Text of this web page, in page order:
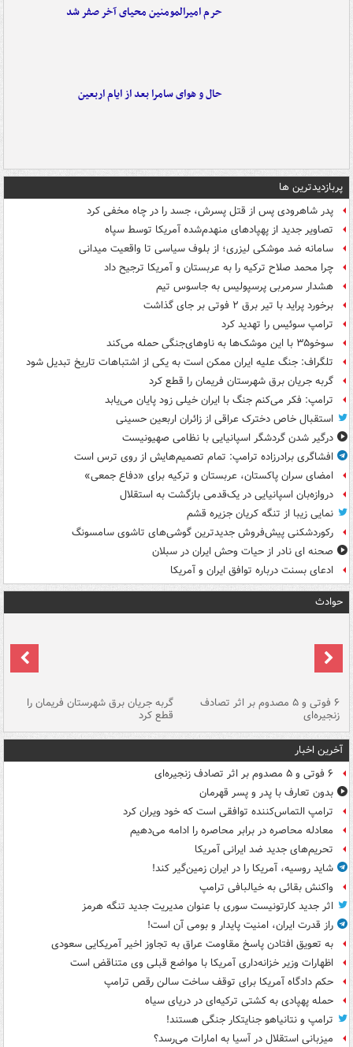
حرم امیرالمومنین محیای آخر صفر شد
حال و هوای سامرا بعد از ایام اربعین
پربازدیدترین ها
پدر شاهرودی پس از قتل پسرش، جسد را در چاه مخفی کرد
تصاویر جدید از پهپادهای منهدم‌شده آمریکا توسط سپاه
سامانه ضد موشکی لیزری؛ از بلوف سیاسی تا واقعیت میدانی
چرا محمد صلاح ترکیه را به عربستان و آمریکا ترجیح داد
هشدار سرمربی پرسپولیس به جاسوس تیم
برخورد پراید با تیر برق ۲ فوتی بر جای گذاشت
ترامپ سوئیس را تهدید کرد
سوخو۳۵ با این موشک‌ها به ناوهای‌جنگی حمله می‌کند
تلگراف: جنگ علیه ایران ممکن است به یکی از اشتباهات تاریخ تبدیل شود
گربه جریان برق شهرستان فریمان را قطع کرد
ترامپ: فکر می‌کنم جنگ با ایران خیلی زود پایان می‌یابد
استقبال خاص دخترک عراقی از زائران اربعین حسینی
درگیر شدن گردشگر اسپانیایی با نظامی صهیونیست
افشاگری برادرزاده ترامپ: تمام تصمیم‌هایش از روی ترس است
امضای سران پاکستان، عربستان و ترکیه برای «دفاع جمعی»
دروازه‌بان اسپانیایی در یک‌قدمی بازگشت به استقلال
نمایی زیبا از تنگه کریان جزیره قشم
رکوردشکنی پیش‌فروش جدیدترین گوشی‌های تاشوی سامسونگ
صحنه ای نادر از حیات وحش ایران در سبلان
ادعای بسنت درباره توافق ایران و آمریکا
حوادث
۶ فوتی و ۵ مصدوم بر اثر تصادف
زنجیره‌ای
گربه جریان برق شهرستان فریمان را
قطع کرد
آخرین اخبار
۶ فوتی و ۵ مصدوم بر اثر تصادف زنجیره‌ای
بدون تعارف با پدر و پسر قهرمان
ترامپ التماس‌کننده توافقی است که خود ویران کرد
معادله محاصره در برابر محاصره را ادامه می‌دهیم
تحریم‌های جدید ضد ایرانی آمریکا
شاید روسیه، آمریکا را در ایران زمین‌گیر کند!
واکنش بقائی به خیالبافی ترامپ
اثر جدید کارتونیست سوری با عنوان مدیریت جدید تنگه هرمز
راز قدرت ایران، امنیت پایدار و بومی آن است!
به تعویق افتادن پاسخ مقاومت عراق به تجاوز اخیر آمریکایی سعودی
اظهارات وزیر خزانه‌داری آمریکا با مواضع قبلی وی متناقض است
حکم دادگاه آمریکا برای توقف ساخت سالن رقص ترامپ
حمله پهپادی به کشتی ترکیه‌ای در دریای سیاه
ترامپ و نتانیاهو جنایتکار جنگی هستند!
میزبانی استقلال در آسیا به امارات می‌رسد؟